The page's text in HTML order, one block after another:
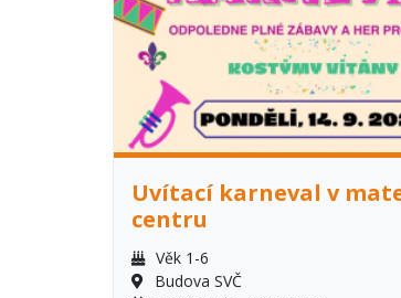
Uvítací karneval v
centru
Věk 1-6
Budova SVČ